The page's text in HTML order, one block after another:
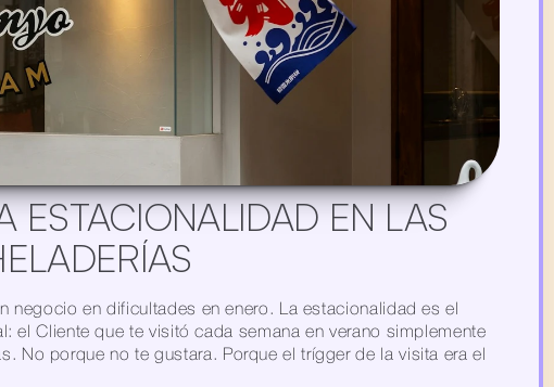
ESTACIONALIDAD EN LAS
negocio en dificultades en enero. La estacionalidad es el
el Cliente que te visitó cada semana en verano simplemente
No porque no te gustara. Porque el trígger de la visita era el